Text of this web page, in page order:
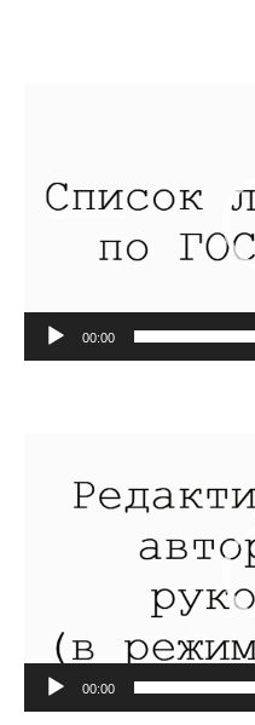
00:00
00:00